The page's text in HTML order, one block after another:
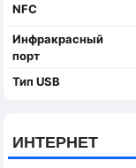
NFC
Инфракрасный
порт
Тип USB
ИНТЕРНЕТ